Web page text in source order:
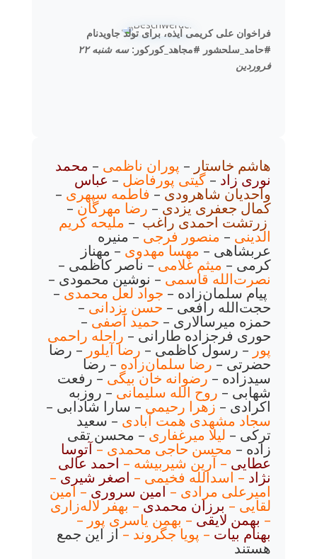
فراخوان علی کریمی ایذه، برای تولد جاویدنام
#حامد_سلحشور #مجاهد_کورکور:
سه شنبه ۲۲
فروردین
هاشم خاستار – پوران ناظمی – محمد
نوری زاد – گیتی پورفاضل – عباس
واحدیان شاهرودی– فاطمه سپهری –
کمال جعفری یزدی – رضا مهرگان–
زرتشت احمدی راغب– ملیحه کریم
الدینی – منصور فرجی – منیره
عربشاهی – مهسا مهدوی – مهناز
کرمی – میثم غلامی– ناصر کاظمی –
نصرت‌الله قاسمی – نوشین محمودی –
پیام سلمان‌زاده – جواد لعل محمدی –
حجت‌الله رافعی – حسن یزدانی –
حمزه میرسالاری – حمید آصفی –
حوری فرجزاده طارانی – راحله راحمی
پور– رسول کاظمی – رضا آیلور – رضا
حضرتی –رضا سلمان‌زاده – رضا
سیدزاده –رضوانه خان بیگی – رفعت
شهابی – روح الله سلیمانی – روزبه
اکرادی – زهرا رحیمی – سارا شادابی –
سجاد مشهدی همت آبادی – سعید
ترکی – لیلا میرغفاری – محسن تقی
زاده – محسن حاجی محمدی –آتوسا
عطایی – آرین شیربیشه – احمد عالی
نژاد – اسدالله فخیمی – اصغر شیری –
امیرعلی مرادی – امین سروری – امین
لقایی – برزان محمدی– بهفر لاله‌زاری
– بهمن لایقی– بهمن یاسری پور –
بهنام بیات – پویا جگروند –از این جمع
هستند